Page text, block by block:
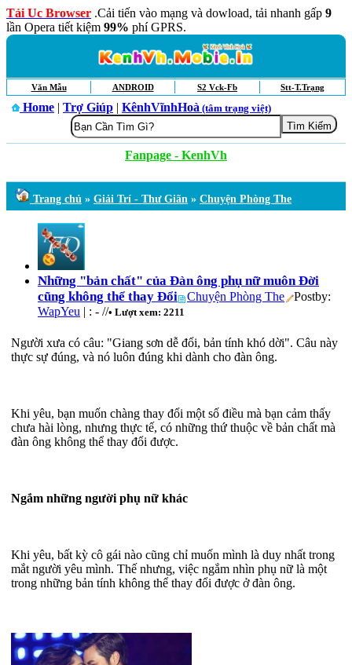
Tải Uc Browser .Cải tiến vào mạng và dowload, tải nhanh gấp 9
lần Opera tiết kiệm 99% phí GPRS.
Văn Mẫu ANDROID S2 Vck-Fb Stt-T.Trạng
Home | Trợ Giúp | KênhVĩnhHoà (tâm trạng việt)
Fanpage - KenhVh
Trang chủ » Giải Trí - Thư Giãn » Chuyện Phòng The
Những "bản chất" của Đàn ông phụ nữ muôn Đời
cũng không thể thay Đổi
Chuyện Phòng The
Postby:
WapYeu | : - //• Lượt xem: 2211
Người xưa có câu: "Giang sơn dễ đổi, bản tính khó dời". Câu này
thực sự đúng, và nó luôn đúng khi dành cho đàn ông.
Khi yêu, bạn muốn chàng thay đổi một số điều mà bạn cảm thấy
chưa hài lòng, nhưng thực tế, có những thứ thuộc về bản chất mà
đàn ông không thể thay đổi được.
Ngắm những người phụ nữ khác
Khi yêu, bất kỳ cô gái nào cũng chỉ muốn mình là duy nhất trong
mắt người yêu mình. Thế nhưng, việc ngắm nhìn phụ nữ là một
trong những bản tính không thể thay đổi được ở đàn ông.